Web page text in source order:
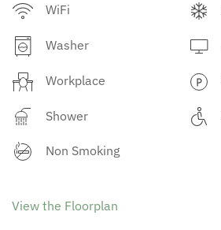
WiFi
Washer
Workplace
Shower
Non Smoking
View the Floorplan